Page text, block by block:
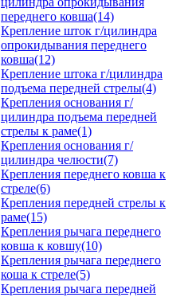
переднего ковша(14)
Крепление шток г/цилиндра
опрокидывания переднего
ковша(12)
Крепление штока г/цилиндра
подъема передней стрелы(4)
Крепления основания г/
цилиндра подъема передней
стрелы к раме(1)
Крепления основания г/
цилиндра челюсти(7)
Крепления переднего ковша к
стреле(6)
Крепления передней стрелы к
раме(15)
Крепления рычага переднего
ковша к ковшу(10)
Крепления рычага переднего
коша к стреле(5)
Крепления рычага передней